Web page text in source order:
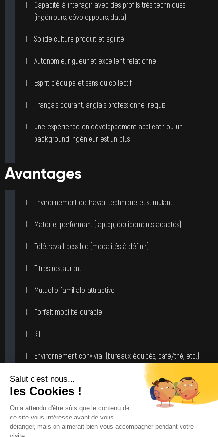
Capacité à interagir avec des profils très techniques
(ingénieurs, développeurs, data)
Solide culture produit et agilité
Autonomie, rigueur et excellent relationnel
Esprit d’équipe et sens du collectif
Français courant, anglais professionnel requis
Une expérience en développement applicatif ou un
background ingénieur est un plus
Avantages
Environnement de travail technique et stimulant
Matériel performant (laptop, équipements adaptés)
Télétravail possible (modalités à définir)
Titres restaurant
Mutuelle familiale attractive
Forfait mobilité durable
RTT
Environnement convivial (bureaux équipés, café/thé, etc.)
Possibilité de déplacements ponctuels à l’international
Pourquoi nous rejoindre ?